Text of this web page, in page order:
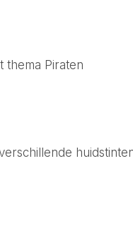
thema Piraten